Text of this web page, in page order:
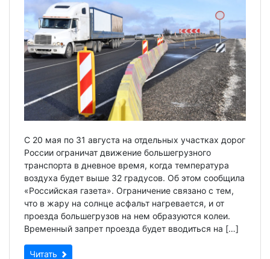
С 20 мая по 31 августа на отдельных участках дорог
России ограничат движение большегрузного
транспорта в дневное время, когда температура
воздуха будет выше 32 градусов. Об этом сообщила
«Российская газета». Ограничение связано с тем,
что в жару на солнце асфальт нагревается, и от
проезда большегрузов на нем образуются колеи.
Временный запрет проезда будет вводиться на […]
Читать